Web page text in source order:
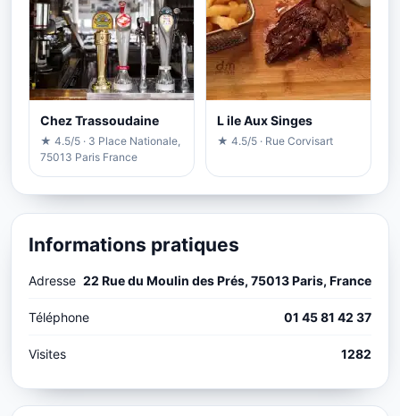
Chez Trassoudaine
★ 4.5/5 · 3 Place Nationale,
75013 Paris France
L ile Aux Singes
★ 4.5/5 · Rue Corvisart
Informations pratiques
Adresse 22 Rue du Moulin des Prés, 75013 Paris, France
Téléphone 01 45 81 42 37
Visites 1282